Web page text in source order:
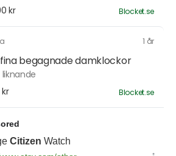
kr
Blocket.se
1 år
begagnade damklockor
liknande
Blocket.se